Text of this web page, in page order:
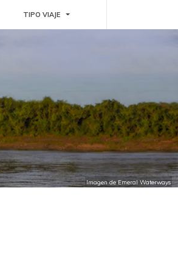
TIPO VIAJE TOGGLE DROPDOWN
Imagen de Emeral Waterways